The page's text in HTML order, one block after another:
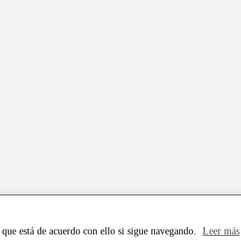
está de acuerdo con ello si sigue navegando. Leer más